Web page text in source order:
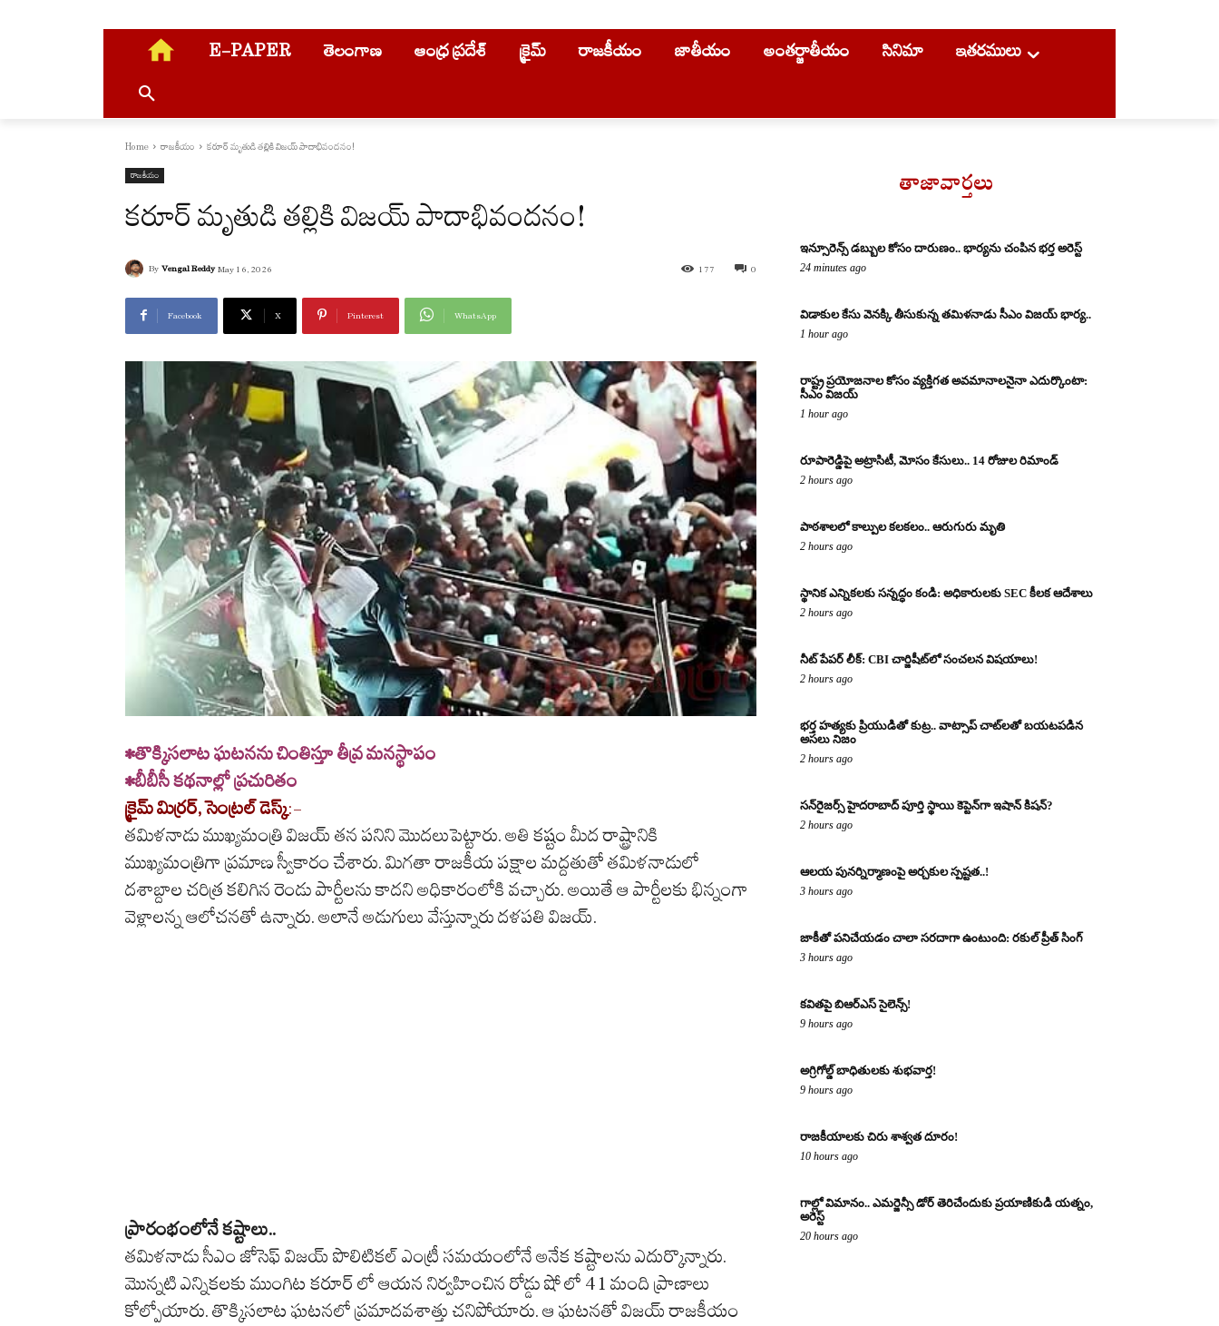
E-PAPER తెలంగాణ ఆంధ్ర ప్రదేశ్ క్రైమ్ రాజకీయం జాతీయం అంతర్జాతీయం సినిమా ఇతరములు
Home రాజకీయం కరూర్ మృతుడి తల్లికి విజయ్ పాదాభివందనం!
రాజకీయం
కరూర్ మృతుడి తల్లికి విజయ్ పాదాభివందనం!
By Vengal Reddy May 16, 2026 0
177
Facebook X Pinterest WhatsApp
•తొక్కిసలాట ఘటనను చింతిస్తూ తీవ్ర మనస్థాపం
•బీబీసీ కథనాల్లో ప్రచురితం
క్రైమ్ మిర్రర్, సెంట్రల్ డెస్క్:-
తమిళనాడు ముఖ్యమంత్రి విజయ్ తన పనిని మొదలుపెట్టారు. అతి కష్టం మీద రాష్ట్రానికి
ముఖ్యమంత్రిగా ప్రమాణ స్వీకారం చేశారు. మిగతా రాజకీయ పక్షాల మద్దతుతో తమిళనాడులో
దశాబ్దాల చరిత్ర కలిగిన రెండు పార్టీలను కాదని అధికారంలోకి వచ్చారు. అయితే ఆ పార్టీలకు భిన్నంగా
వెళ్లాలన్న ఆలోచనతో ఉన్నారు. అలానే అడుగులు వేస్తున్నారు దళపతి విజయ్.
ప్రారంభంలోనే కష్టాలు..
తమిళనాడు సీఎం జోసెఫ్ విజయ్ పొలిటికల్ ఎంట్రీ సమయంలోనే అనేక కష్టాలను ఎదుర్కొన్నారు.
మొన్నటి ఎన్నికలకు ముంగిట కరూర్ లో ఆయన నిర్వహించిన రోడ్డు షో లో 41 మంది ప్రాణాలు
కోల్పోయారు. తొక్కిసలాట ఘటనలో ప్రమాదవశాత్తు చనిపోయారు. ఆ ఘటనతో విజయ్ రాజకీయం
తాజావార్తలు
ఇన్సూరెన్స్ డబ్బుల కోసం దారుణం.. భార్యను చంపిన భర్త అరెస్ట్
24 minutes ago
విడాకుల కేసు వెనక్కి తీసుకున్న తమిళనాడు సీఎం విజయ్ భార్య..
1 hour ago
రాష్ట్ర ప్రయోజనాల కోసం వ్యక్తిగత అవమానాలనైనా ఎదుర్కొంటా:
సీఎం విజయ్
1 hour ago
రూపారెడ్డిపై అట్రాసిటీ, మోసం కేసులు.. 14 రోజుల రిమాండ్
2 hours ago
పాఠశాలలో కాల్పుల కలకలం.. ఆరుగురు మృతి
2 hours ago
స్థానిక ఎన్నికలకు సన్నద్ధం కండి: అధికారులకు SEC కీలక ఆదేశాలు
2 hours ago
నీట్ పేపర్ లీక్: CBI చార్జిషీట్‌లో సంచలన విషయాలు!
2 hours ago
భర్త హత్యకు ప్రియుడితో కుట్ర.. వాట్సాప్ చాట్‌లతో బయటపడిన
అసలు నిజం
2 hours ago
సన్‌రైజర్స్ హైదరాబాద్ పూర్తి స్థాయి కెప్టెన్‌గా ఇషాన్ కిషన్?
2 hours ago
ఆలయ పునర్నిర్మాణంపై అర్చకుల స్పష్టత..!
3 hours ago
జాకీతో పనిచేయడం చాలా సరదాగా ఉంటుంది: రకుల్ ప్రీత్ సింగ్
3 hours ago
కవితపై బిఆర్ఎస్ సైలెన్స్!
9 hours ago
అగ్రిగోల్డ్ బాధితులకు శుభవార్త!
9 hours ago
రాజకీయాలకు చిరు శాశ్వత దూరం!
10 hours ago
గాల్లో విమానం.. ఎమర్జెన్సీ డోర్ తెరిచేందుకు ప్రయాణికుడి యత్నం,
అరెస్ట్
20 hours ago